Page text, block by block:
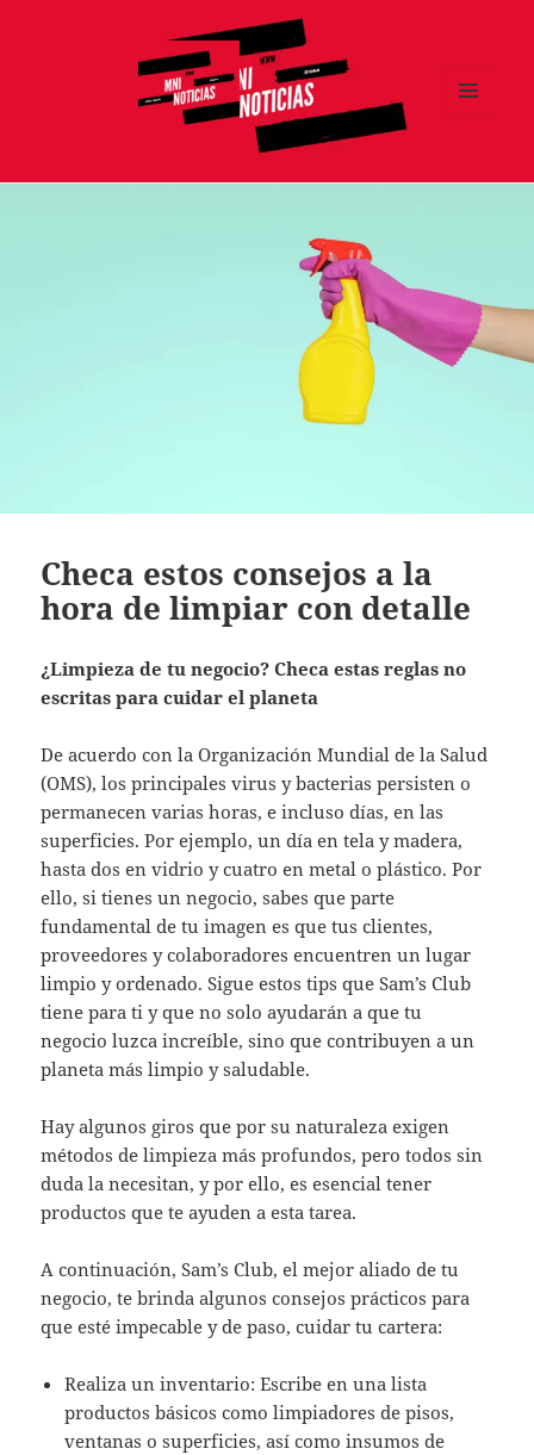
Checa estos consejos a la
hora de limpiar con detalle
¿Limpieza de tu negocio? Checa estas reglas no
escritas para cuidar el planeta
De acuerdo con la Organización Mundial de la Salud
(OMS), los principales virus y bacterias persisten o
permanecen varias horas, e incluso días, en las
superficies. Por ejemplo, un día en tela y madera,
hasta dos en vidrio y cuatro en metal o plástico. Por
ello, si tienes un negocio, sabes que parte
fundamental de tu imagen es que tus clientes,
proveedores y colaboradores encuentren un lugar
limpio y ordenado. Sigue estos tips que Sam’s Club
tiene para ti y que no solo ayudarán a que tu
negocio luzca increíble, sino que contribuyen a un
planeta más limpio y saludable.
Hay algunos giros que por su naturaleza exigen
métodos de limpieza más profundos, pero todos sin
duda la necesitan, y por ello, es esencial tener
productos que te ayuden a esta tarea.
A continuación, Sam’s Club, el mejor aliado de tu
negocio, te brinda algunos consejos prácticos para
que esté impecable y de paso, cuidar tu cartera:
Realiza un inventario: Escribe en una lista
productos básicos como limpiadores de pisos,
ventanas o superficies, así como insumos de